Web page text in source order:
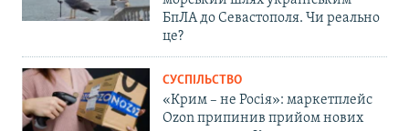
БпЛА до Севастополя. Чи реально
це?
СУСПІЛЬСТВО
«Крим – не Росія»: маркетплейс
Ozon припинив прийом нових